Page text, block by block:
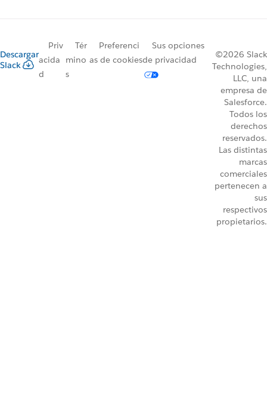
Descargar
Slack
Priv
acida
d
Tér
mino
s
Preferenci
as de cookies
Sus opciones
de privacidad
©2026 Slack
Technologies,
LLC, una
empresa de
Salesforce.
Todos los
derechos
reservados.
Las distintas
marcas
comerciales
pertenecen a
sus
respectivos
propietarios.